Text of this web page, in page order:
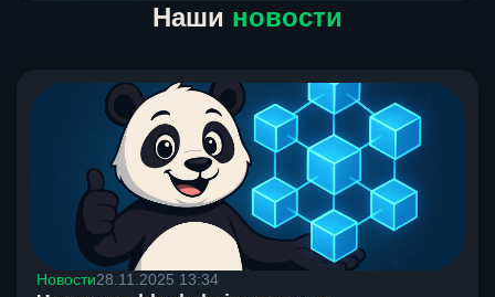
Наши новости
Новости28.11.2025 13:34